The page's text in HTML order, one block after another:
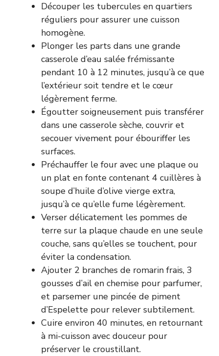
Découper les tubercules en quartiers
réguliers pour assurer une cuisson
homogène.
Plonger les parts dans une grande
casserole d’eau salée frémissante
pendant 10 à 12 minutes, jusqu’à ce que
l’extérieur soit tendre et le cœur
légèrement ferme.
Égoutter soigneusement puis transférer
dans une casserole sèche, couvrir et
secouer vivement pour ébouriffer les
surfaces.
Préchauffer le four avec une plaque ou
un plat en fonte contenant 4 cuillères à
soupe d’huile d’olive vierge extra,
jusqu’à ce qu’elle fume légèrement.
Verser délicatement les pommes de
terre sur la plaque chaude en une seule
couche, sans qu’elles se touchent, pour
éviter la condensation.
Ajouter 2 branches de romarin frais, 3
gousses d’ail en chemise pour parfumer,
et parsemer une pincée de piment
d’Espelette pour relever subtilement.
Cuire environ 40 minutes, en retournant
à mi-cuisson avec douceur pour
préserver le croustillant.